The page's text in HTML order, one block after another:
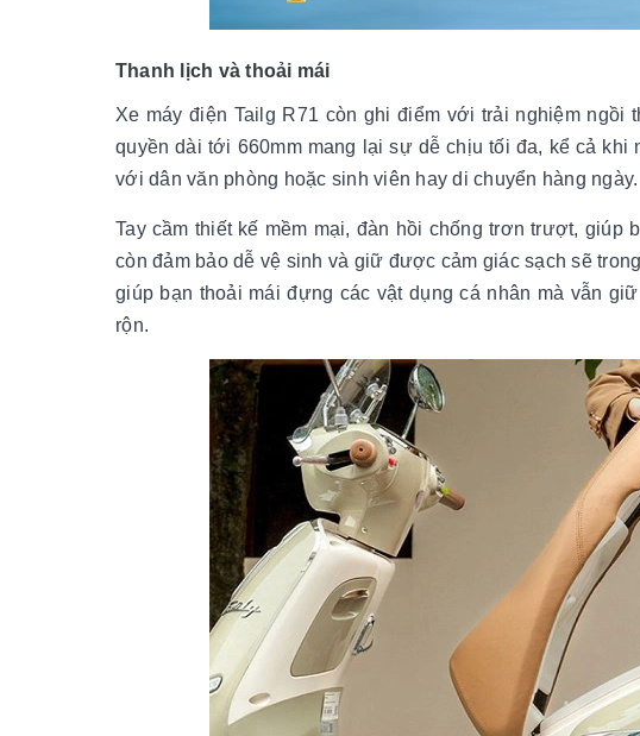
Thanh lịch và thoải mái
Xe máy điện Tailg R71 còn ghi điểm với trải nghiệm
quyền dài tới 660mm mang lại sự dễ chịu tối đa, kể cả
với dân văn phòng hoặc sinh viên hay di chuyển hàng ngày.
Tay cầm thiết kế mềm mại, đàn hồi chống trơn trượt,
còn đảm bảo dễ vệ sinh và giữ được cảm giác sạch sẽ
giúp bạn thoải mái đựng các vật dụng cá nhân mà vẫn
rộn.